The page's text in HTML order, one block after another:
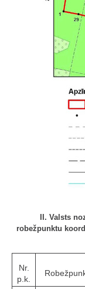
II. Valsts
robežpunktu
Nr.
p.k.